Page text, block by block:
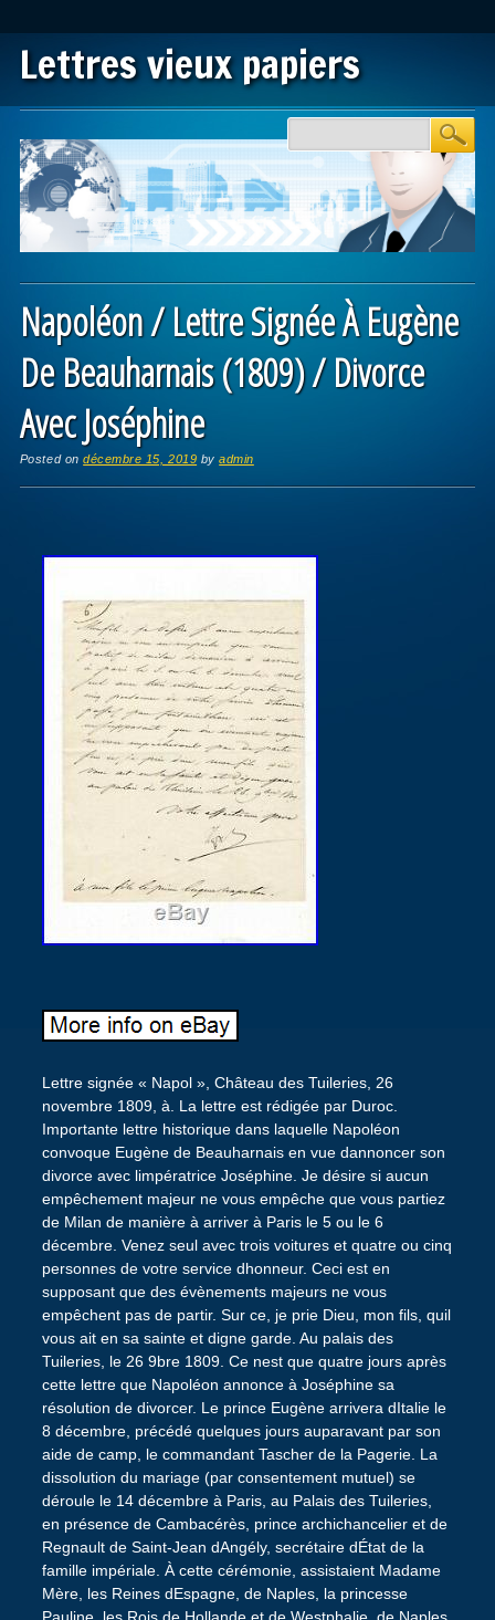
Lettres vieux papiers
Main menu
Napoléon / Lettre Signée À Eugène
De Beauharnais (1809) / Divorce
Avec Joséphine
Posted ondécembre 15, 2019 byadmin
Lettre signée « Napol », Château des Tuileries, 26
novembre 1809, à. La lettre est rédigée par Duroc.
Importante lettre historique dans laquelle Napoléon
convoque Eugène de Beauharnais en vue dannoncer son
divorce avec limpératrice Joséphine. Je désire si aucun
empêchement majeur ne vous empêche que vous partiez
de Milan de manière à arriver à Paris le 5 ou le 6
décembre. Venez seul avec trois voitures et quatre ou cinq
personnes de votre service dhonneur. Ceci est en
supposant que des évènements majeurs ne vous
empêchent pas de partir. Sur ce, je prie Dieu, mon fils, quil
vous ait en sa sainte et digne garde. Au palais des
Tuileries, le 26 9bre 1809. Ce nest que quatre jours après
cette lettre que Napoléon annonce à Joséphine sa
résolution de divorcer. Le prince Eugène arrivera dItalie le
8 décembre, précédé quelques jours auparavant par son
aide de camp, le commandant Tascher de la Pagerie. La
dissolution du mariage (par consentement mutuel) se
déroule le 14 décembre à Paris, au Palais des Tuileries,
en présence de Cambacérès, prince archichancelier et de
Regnault de Saint-Jean dAngély, secrétaire dÉtat de la
famille impériale. À cette cérémonie, assistaient Madame
Mère, les Reines dEspagne, de Naples, la princesse